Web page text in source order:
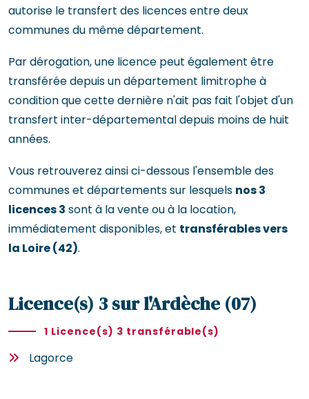
autorise le transfert des licences entre deux
communes du même département.
Par dérogation, une licence peut également être
transférée depuis un département limitrophe à
condition que cette dernière n'ait pas fait l'objet d'un
transfert inter-départemental depuis moins de huit
années.
Vous retrouverez ainsi ci-dessous l'ensemble des
communes et départements sur lesquels nos 3
licences 3 sont à la vente ou à la location,
immédiatement disponibles, et transférables vers
la Loire (42).
Licence(s) 3 sur l'Ardèche (07)
1 Licence(s) 3 transférable(s)
Lagorce